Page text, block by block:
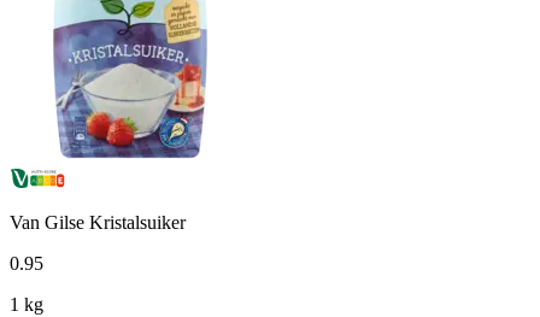
Van Gilse Kristalsuiker
0.95
1 kg